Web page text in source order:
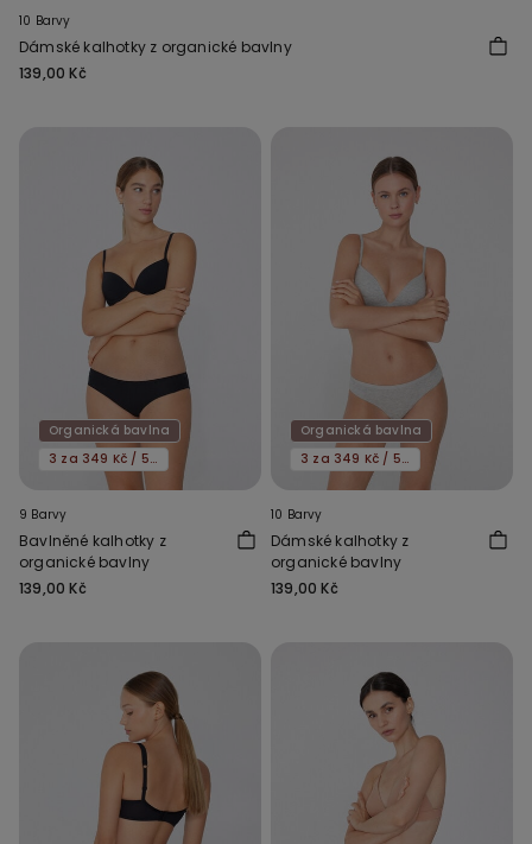
10 Barvy
Dámské kalhotky z organické bavlny
139,00 Kč
Organická bavlna
3 za 349 Kč / 5 za 549 Kč
9 Barvy
Bavlněné kalhotky z
organické bavlny
139,00 Kč
Organická bavlna
3 za 349 Kč / 5 za 549 Kč
10 Barvy
Dámské kalhotky z
organické bavlny
139,00 Kč